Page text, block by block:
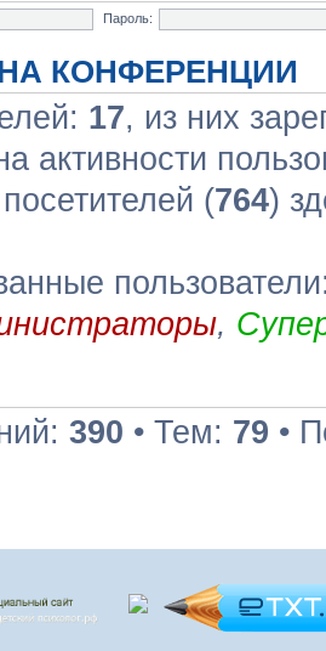
Пароль:
КОНФЕРЕНЦИИ
17, из них
активности
(764)
,
390 • Тем: 79 •